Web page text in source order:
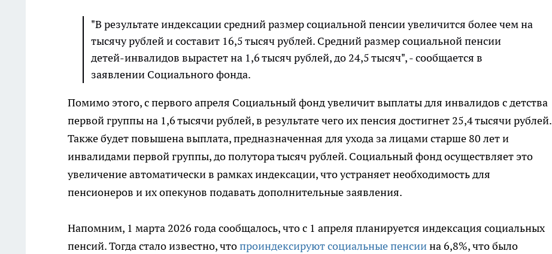
"В результате индексации средний размер социальной пенсии увеличится более чем на
тысячу рублей и составит 16,5 тысяч рублей. Средний размер социальной пенсии
детей-инвалидов вырастет на 1,6 тысяч рублей, до 24,5 тысяч", - сообщается в
заявлении Социального фонда.
Помимо этого, с первого апреля Социальный фонд увеличит выплаты для инвалидов с детства
первой группы на 1,6 тысячи рублей, в результате чего их пенсия достигнет 25,4 тысячи рублей.
Также будет повышена выплата, предназначенная для ухода за лицами старше 80 лет и
инвалидами первой группы, до полутора тысяч рублей. Социальный фонд осуществляет это
увеличение автоматически в рамках индексации, что устраняет необходимость для
пенсионеров и их опекунов подавать дополнительные заявления.
Напомним, 1 марта 2026 года сообщалось, что с 1 апреля планируется индексация социальных
пенсий. Тогда стало известно, чтопроиндексируют социальные пенсиина 6,8%, что было